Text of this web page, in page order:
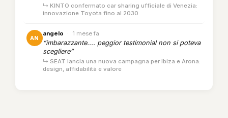
↳ KINTO confermato car sharing ufficiale di Venezia:
innovazione Toyota fino al 2030
AN
angelo · 1 mese fa
“imbarazzante.... peggior testimonial non si poteva
scegliere”
↳ SEAT lancia una nuova campagna per Ibiza e Arona:
design, affidabilità e valore